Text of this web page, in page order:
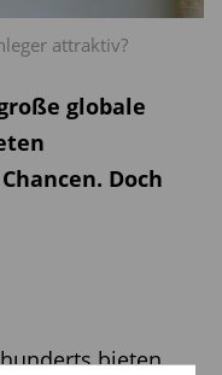
attraktiv?
globale
Doch
bieten